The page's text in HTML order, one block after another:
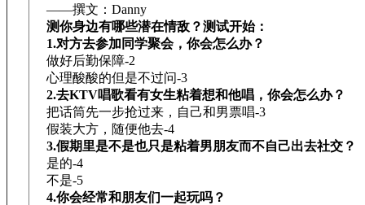
——撰文：Danny
测你身边有哪些潜在情敌？测试开始：
1.对方去参加同学聚会，你会怎么办？
做好后勤保障-2
心理酸酸的但是不过问-3
2.去KTV唱歌看有女生粘着想和他唱，你会怎么办？
把话筒先一步抢过来，自己和男票唱-3
假装大方，随便他去-4
3.假期里是不是也只是粘着男朋友而不自己出去社交？
是的-4
不是-5
4.你会经常和朋友们一起玩吗？